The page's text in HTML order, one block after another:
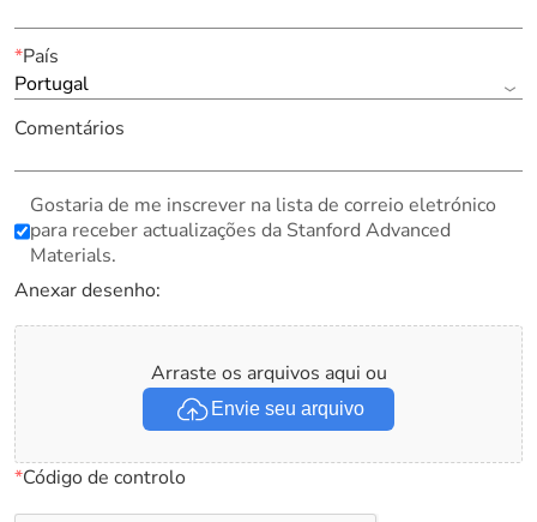
*País
Portugal
Comentários
Gostaria de me inscrever na lista de correio eletrónico
para receber actualizações da Stanford Advanced
Materials.
Anexar desenho:
Arraste os arquivos aqui ou
Envie seu arquivo
*Código de controlo